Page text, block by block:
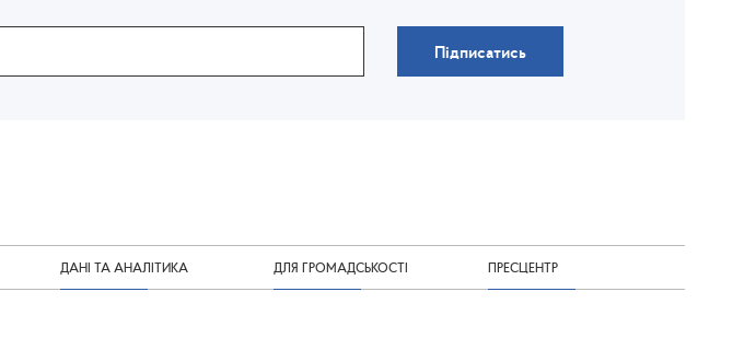
Підписатись
ДАНІ ТА АНАЛІТИКА ДЛЯ ГРОМАДСЬКОСТІ ПРЕСЦЕНТР